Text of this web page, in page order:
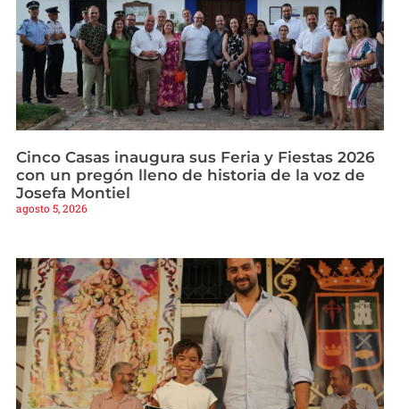
Cinco Casas inaugura sus Feria y Fiestas 2026
con un pregón lleno de historia de la voz de
Josefa Montiel
agosto 5, 2026